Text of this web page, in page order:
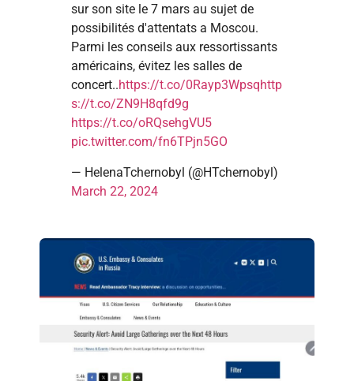
sur son site le 7 mars au sujet de
possibilités d'attentats a Moscou.
Parmi les conseils aux ressortissants
américains, évitez les salles de
concert..https://t.co/0Rayp3Wpsqhttp
s://t.co/ZN9H8qfd9g
https://t.co/oRQsehgVU5
pic.twitter.com/fn6TPjn5GO
— HelenaTchernobyl (@HTchernobyl)
March 22, 2024